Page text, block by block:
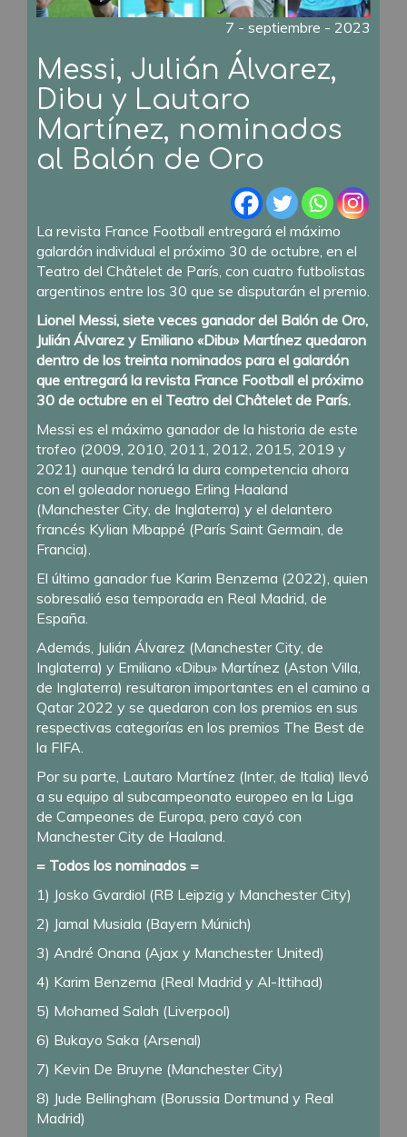
7 - septiembre - 2023
Messi, Julián Álvarez,
Dibu y Lautaro
Martínez, nominados
al Balón de Oro
La revista France Football entregará el máximo
galardón individual el próximo 30 de octubre, en el
Teatro del Châtelet de París, con cuatro futbolistas
argentinos entre los 30 que se disputarán el premio.
Lionel Messi, siete veces ganador del Balón de Oro,
Julián Álvarez y Emiliano «Dibu» Martínez quedaron
dentro de los treinta nominados para el galardón
que entregará la revista France Football el próximo
30 de octubre en el Teatro del Châtelet de París.
Messi es el máximo ganador de la historia de este
trofeo (2009, 2010, 2011, 2012, 2015, 2019 y
2021) aunque tendrá la dura competencia ahora
con el goleador noruego Erling Haaland
(Manchester City, de Inglaterra) y el delantero
francés Kylian Mbappé (París Saint Germain, de
Francia).
El último ganador fue Karim Benzema (2022), quien
sobresalió esa temporada en Real Madrid, de
España.
Además, Julián Álvarez (Manchester City, de
Inglaterra) y Emiliano «Dibu» Martínez (Aston Villa,
de Inglaterra) resultaron importantes en el camino a
Qatar 2022 y se quedaron con los premios en sus
respectivas categorías en los premios The Best de
la FIFA.
Por su parte, Lautaro Martínez (Inter, de Italia) llevó
a su equipo al subcampeonato europeo en la Liga
de Campeones de Europa, pero cayó con
Manchester City de Haaland.
= Todos los nominados =
1) Josko Gvardiol (RB Leipzig y Manchester City)
2) Jamal Musiala (Bayern Múnich)
3) André Onana (Ajax y Manchester United)
4) Karim Benzema (Real Madrid y Al-Ittihad)
5) Mohamed Salah (Liverpool)
6) Bukayo Saka (Arsenal)
7) Kevin De Bruyne (Manchester City)
8) Jude Bellingham (Borussia Dortmund y Real
Madrid)